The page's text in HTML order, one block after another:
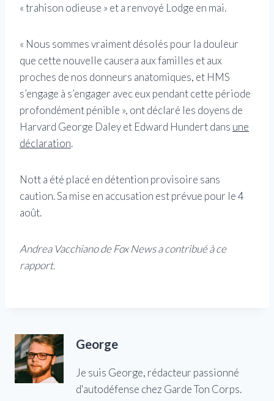
« trahison odieuse » et a renvoyé Lodge en mai.
« Nous sommes vraiment désolés pour la douleur
que cette nouvelle causera aux familles et aux
proches de nos donneurs anatomiques, et HMS
s’engage à s’engager avec eux pendant cette période
profondément pénible », ont déclaré les doyens de
Harvard George Daley et Edward Hundert dans une
déclaration.
Nott a été placé en détention provisoire sans
caution. Sa mise en accusation est prévue pour le 4
août.
Andrea Vacchiano de Fox News a contribué à ce
rapport.
George
Je suis George, rédacteur passionné
d'autodéfense chez Garde Ton Corps.